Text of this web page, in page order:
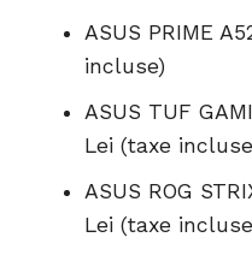
ASUS PRIME
incluse)
ASUS TUF
Lei (taxe
ASUS ROG
Lei (taxe